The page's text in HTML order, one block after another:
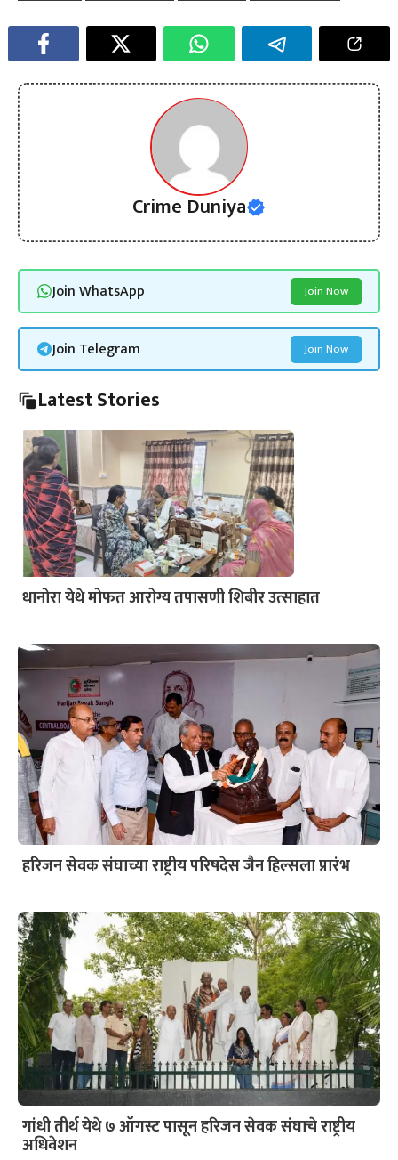
Crime Duniya
Join WhatsApp Join Now
Join Telegram Join Now
Latest Stories
धानोरा येथे मोफत आरोग्य तपासणी शिबीर उत्साहात
हरिजन सेवक संघाच्या राष्ट्रीय परिषदेस जैन हिल्सला प्रारंभ
गांधी तीर्थ येथे ७ ऑगस्ट पासून हरिजन सेवक संघाचे राष्ट्रीय
अधिवेशन